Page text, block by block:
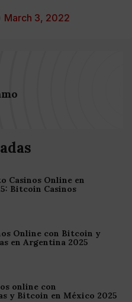
March 3, 2022
Casinos Online en
Bitcoin Casinos
Online con Bitcoin y
en Argentina 2025
online con
y Bitcoin en México 2025